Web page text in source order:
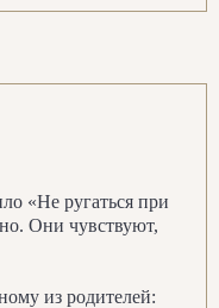
«Не ругаться при
Они чувствуют,
из родителей: